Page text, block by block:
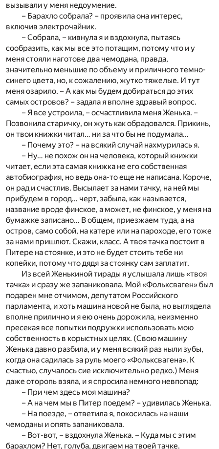
вызывали у меня недоумение.
– Барахло собрала? – проявила она интерес,
включив электрочайник.
– Собрала, – кивнула я и вздохнула, пытаясь
сообразить, как мы все это потащим, потому что и у
меня стояли наготове два чемодана, правда,
значительно меньшие по объему и приличного темно-
синего цвета, но, к сожалению, жутко тяжелые. И тут
меня озарило. – А как мы будем добираться до этих
самых островов? – задала я вполне здравый вопрос.
– Я все устроила, – осчастливила меня Женька. –
Позвонила старичку, он жуть как обрадовался. Прикинь,
он твои книжки читал… ни за что бы не подумала…
– Почему это? – на всякий случай нахмурилась я.
– Ну… не похож он на человека, который книжки
читает, если эта самая книжка не его собственная
автобиография, но ведь она-то еще не написана. Короче,
он рад и счастлив. Высылает за нами тачку, на ней мы
прибудем в город… черт, забыла, как называется,
название вроде финское, а может, не финское, у меня на
бумажке записано… В общем, приезжаем туда, а на
остров, само собой, на катере или на пароходе, его тоже
за нами пришлют. Скажи, класс. А твоя тачка постоит в
Питере на стоянке, и это не будет стоить тебе ни
копейки, потому что дядя за стоянку сам заплатит.
Из всей Женькиной тирады я услышала лишь «твоя
тачка» и сразу же запаниковала. Мой «Фольксваген» был
подарен мне отчимом, депутатом Российского
парламента, и хоть машина новой не была, но выглядела
вполне прилично и я ею очень дорожила, неизменно
пресекая все попытки подружки использовать мою
собственность в корыстных целях. (Свою машину
Женька давно разбила, и у меня всякий раз ныли зубы,
когда она садилась за руль моего «Фольксвагена». К
счастью, случалось сие исключительно редко.) Меня
даже оторопь взяла, и я спросила немного невпопад:
– При чем здесь моя машина?
– А на чем мы в Питер поедем? – удивилась Женька.
– На поезде, – ответила я, покосилась на наши
чемоданы и опять запаниковала.
– Вот-вот, – вздохнула Женька. – Куда мы с этим
барахлом? Нет, голуба, двигаем на твоей тачке.